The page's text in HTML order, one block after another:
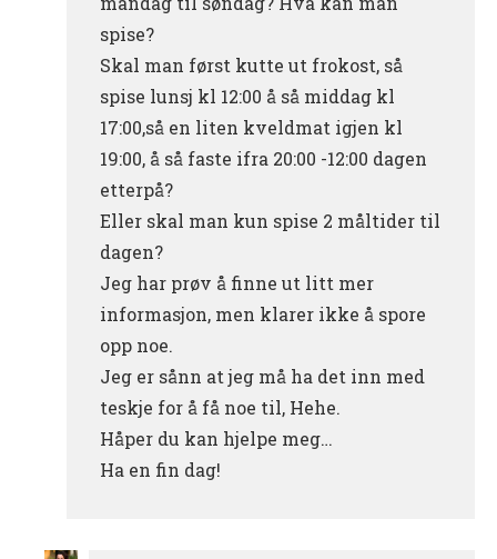
spise?
Skal man først kutte ut frokost, så
spise lunsj kl 12:00 å så middag kl
17:00,så en liten kveldmat igjen kl
19:00, å så faste ifra 20:00 -12:00 dagen
etterpå?
Eller skal man kun spise 2 måltider til
dagen?
Jeg har prøv å finne ut litt mer
informasjon, men klarer ikke å spore
opp noe.
Jeg er sånn at jeg må ha det inn med
teskje for å få noe til, Hehe.
Håper du kan hjelpe meg…
Ha en fin dag!